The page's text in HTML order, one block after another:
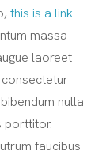
this is a link
massa
laoreet
nulla
porttitor.
faucibus